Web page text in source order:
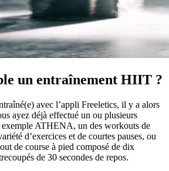
un entraînement HIIT ?
avec l’appli Freeletics, il y a alors
ayez déjà effectué un ou plusieurs
ATHENA, un des workouts de
d’exercices et de courtes pauses, ou
de course à pied composé de dix
de 30 secondes de repos.